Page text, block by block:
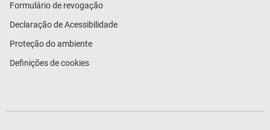
Formulário de revogação
Declaração de Acessibilidade
Proteção do ambiente
Definições de cookies